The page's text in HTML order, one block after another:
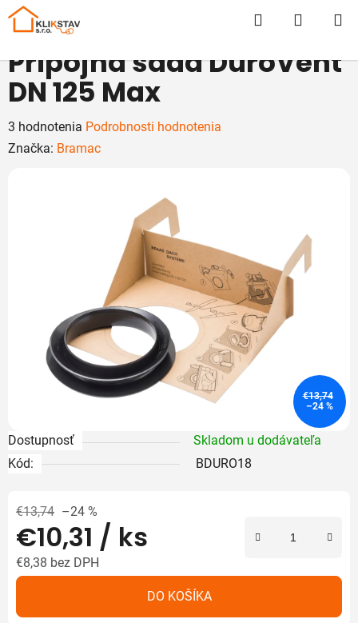
Prejsť
Hľadať
Dostupnosť
Skladom u dodávateľa
Kód:
BDURO18
€13,74 –24 %
€10,31 / ks
€8,38 bez DPH
DO KOŠÍKA
Prípojná sada DuroVent
DN 125 Max
Priemerné
hodnotenie
3 hodnotenia Podrobnosti hodnotenia
Značka: Bramac
€13,74
–24 %